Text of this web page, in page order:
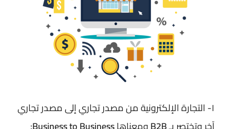
١- التجارة الإلكترونية من مصدر تجاري إلى مصدر تجاري